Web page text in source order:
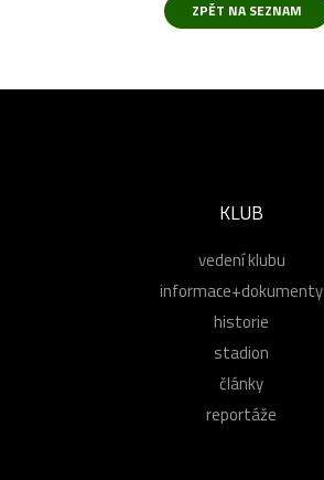
KLUB
vedení klubu
informace+dokumenty
historie
stadion
články
reportáže